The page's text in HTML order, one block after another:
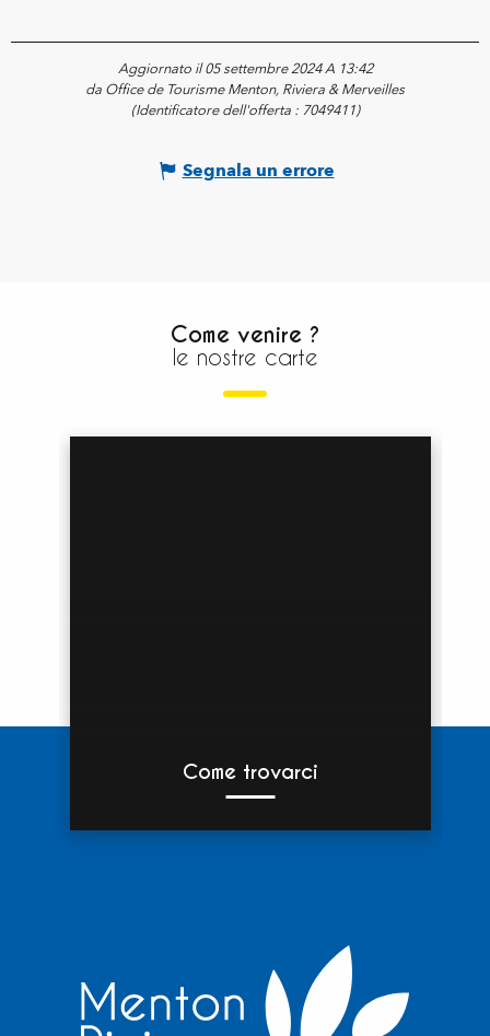
Aggiornato il 05 settembre 2024 A 13:42
da Office de Tourisme Menton, Riviera & Merveilles
(Identificatore dell'offerta : 7049411)
Segnala un errore
Come venire ?
le nostre carte
Come trovarci